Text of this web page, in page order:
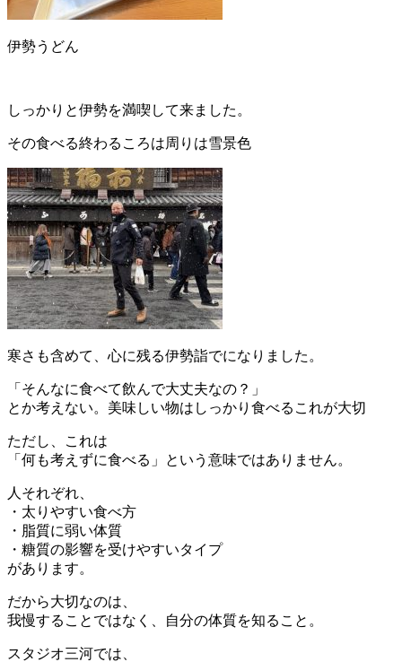
伊勢うどん
しっかりと伊勢を満喫して来ました。
その食べる終わるころは周りは雪景色
寒さも含めて、心に残る伊勢詣でになりました。
「そんなに食べて飲んで大丈夫なの？」
とか考えない。美味しい物はしっかり食べるこれが大切
ただし、これは
「何も考えずに食べる」という意味ではありません。
人それぞれ、
・太りやすい食べ方
・脂質に弱い体質
・糖質の影響を受けやすいタイプ
があります。
だから大切なのは、
我慢することではなく、自分の体質を知ること。
スタジオ三河では、